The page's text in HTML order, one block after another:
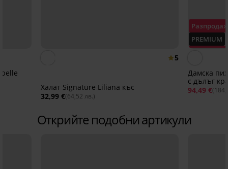
5
Халат Signature Liliana къс
32,99 €(64,52 лв.)
PREMIUM
Дамска
с дълъг
94,49 €
Открийте подобни артикули